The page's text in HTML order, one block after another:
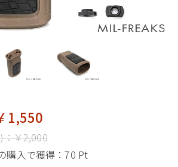
1,550
：￥2,000
購入で獲得：70 Pt